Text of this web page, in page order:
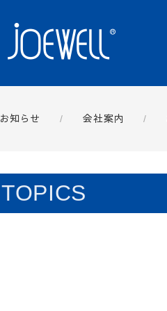
お知らせ 会社案内
TOPICS